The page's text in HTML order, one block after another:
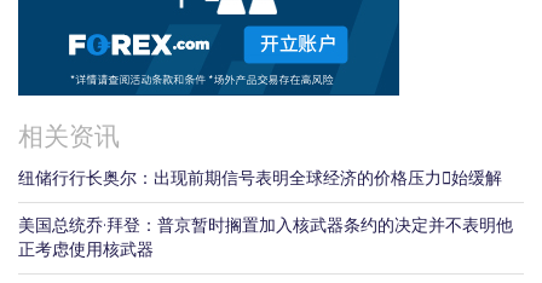
相关资讯
纽储行行长奥尔：出现前期信号表明全球经济的价格压力𫔭始缓解
美国总统乔·拜登：普京暂时搁置加入核武器条约的决定并不表明他
正考虑使用核武器